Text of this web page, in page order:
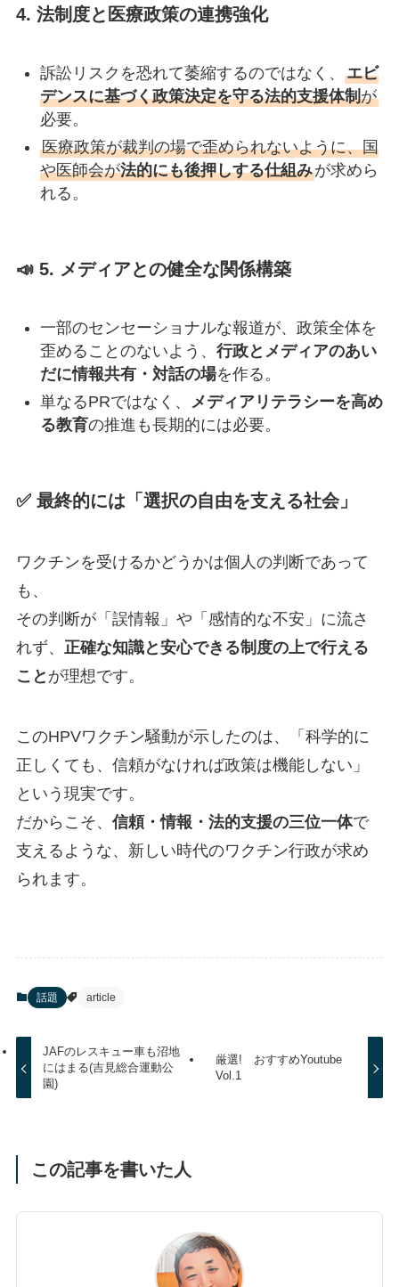
4. 法制度と医療政策の連携強化
訴訟リスクを恐れて萎縮するのではなく、 エビ
デンスに基づく政策決定を守る法的支援体制が
必要。
医療政策が裁判の場で歪められないように、国
や医師会が法的にも後押しする仕組みが求めら
れる。
📣 5. メディアとの健全な関係構築
一部のセンセーショナルな報道が、政策全体を
歪めることのないよう、 行政とメディアのあい
だに情報共有・対話の場を作る。
単なるPRではなく、
メディアリテラシーを高め
る教育の推進も長期的には必要。
✅ 最終的には「選択の自由を支える社会」
ワクチンを受けるかどうかは個人の判断であって
も、
その判断が「誤情報」や「感情的な不安」に流さ
れず、 正確な知識と安心できる制度の上で行える
こと が理想です。
このHPVワクチン騒動が示したのは、「科学的に
正しくても、信頼がなければ政策は機能しない」
という現実です。
だからこそ、 信頼・情報・法的支援の三位一体で
支えるような、新しい時代のワクチン行政が求め
られます。
話題 article
JAFのレスキュー車も沼地
にはまる(吉見総合運動公
園)
厳選! おすすめYoutube
Vol.1
この記事を書いた人